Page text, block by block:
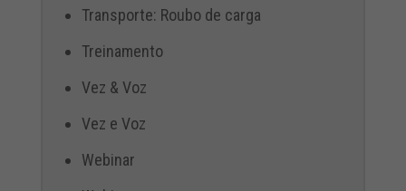
Transporte: Roubo de carga
Treinamento
Vez & Voz
Vez e Voz
Webinar